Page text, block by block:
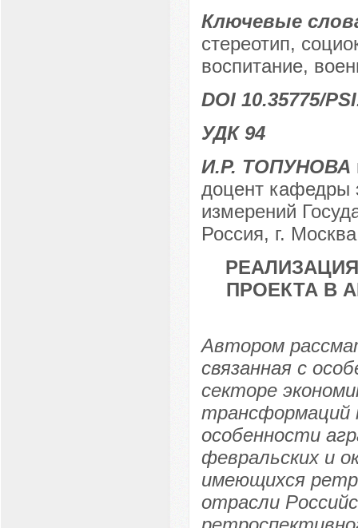
Ключевые
стереотип,
воспитание,
DOI 10.35775/
УДК 94
И.Р. ТОПУНОВА
доцент кафедры
измерений
Россия, г. Москва
ПРОЕКТА В
Автором
связанная с
секторе
трансформаций
особенности
февральских и
имеющихся
отрасли